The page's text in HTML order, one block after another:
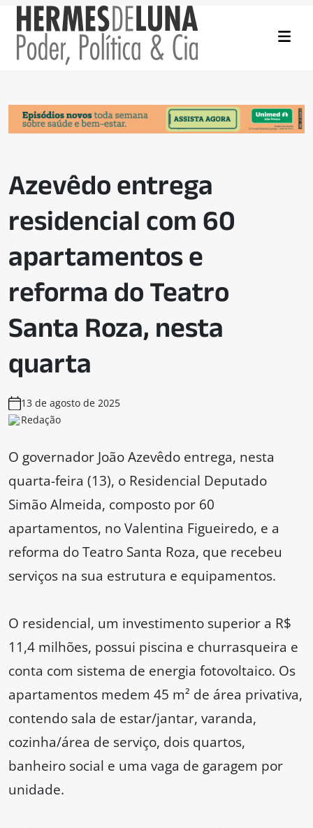
Azevêdo entrega
residencial com 60
apartamentos e
reforma do Teatro
Santa Roza, nesta
quarta
13 de agosto de 2025
Redação
O governador João Azevêdo entrega, nesta
quarta-feira (13), o Residencial Deputado
Simão Almeida, composto por 60
apartamentos, no Valentina Figueiredo, e a
reforma do Teatro Santa Roza, que recebeu
serviços na sua estrutura e equipamentos.
O residencial, um investimento superior a R$
11,4 milhões, possui piscina e churrasqueira e
conta com sistema de energia fotovoltaico. Os
apartamentos medem 45 m² de área privativa,
contendo sala de estar/jantar, varanda,
cozinha/área de serviço, dois quartos,
banheiro social e uma vaga de garagem por
unidade.